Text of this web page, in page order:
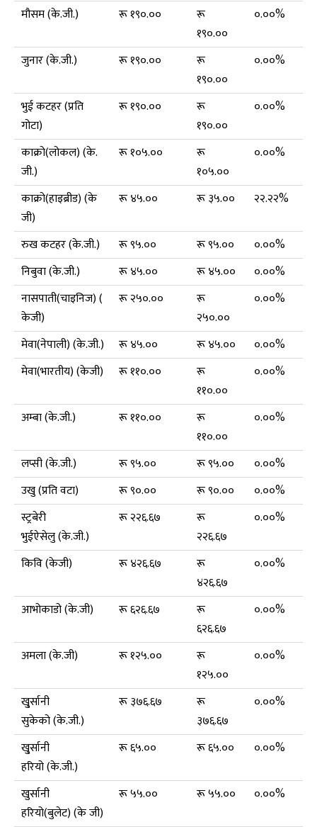
मौसम (के.जी.) रू १९०.००
रू
१९०.००
०.००%
जुनार (के.जी.) रू १९०.००
रू
१९०.००
०.००%
भुई कटहर (प्रति
गोटा)
रू १९०.००
रू
१९०.००
०.००%
काक्रो(लोकल) (के.
जी.)
रू १०५.००
रू
१०५.००
०.००%
काक्रो(हाइब्रीड) (के
जी)
रू ४५.०० रू ३५.०० २२.२२%
रुख कटहर (के.जी.) रू ९५.०० रू ९५.००
०.००%
निबुवा (के.जी.)
रू ४५.०० रू ४५.००
०.००%
नासपाती(चाइनिज) (
केजी)
रू २५०.००
रू
२५०.००
०.००%
मेवा(नेपाली) (के.जी.) रू ४५.०० रू ४५.००
०.००%
मेवा(भारतीय) (केजी)
रू ११०.००
रू
११०.००
०.००%
अम्बा (के.जी.) रू ११०.००
रू
११०.००
०.००%
लप्सी (के.जी.) रू ९५.०० रू ९५.००
०.००%
उखु (प्रति वटा)
रू ९०.०० रू ९०.००
०.००%
स्ट्रबेरी
भुईऐसेलु (के.जी.)
रू २२६.६७
रू
२२६.६७
०.००%
किवि (केजी) रू ४२६.६७
रू
४२६.६७
०.००%
आभोकाडो (के.जी) रू ६२६.६७
रू
६२६.६७
०.००%
अमला (के.जी) रू १२५.००
रू
१२५.००
०.००%
खु्र्सानी
सुकेको (के.जी.)
रू ३७६.६७
रू
३७६.६७
०.००%
खु्र्सानी
हरियो (के.जी.)
रू ६५.०० रू ६५.०० ०.००%
खुर्सानी
हरियो(बुलेट) (के जी)
रू ५५.०० रू ५५.०० ०.००%